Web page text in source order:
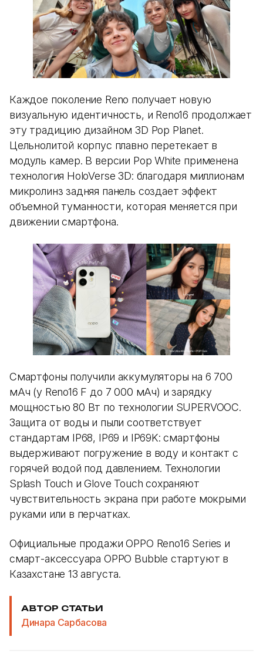
Каждое поколение Reno получает новую
визуальную идентичность, и Reno16 продолжает
эту традицию дизайном 3D Pop Planet.
Цельнолитой корпус плавно перетекает в
модуль камер. В версии Pop White применена
технология HoloVerse 3D: благодаря миллионам
микролинз задняя панель создает эффект
объемной туманности, которая меняется при
движении смартфона.
Смартфоны получили аккумуляторы на 6 700
мАч (у Reno16 F до 7 000 мАч) и зарядку
мощностью 80 Вт по технологии SUPERVOOC.
Защита от воды и пыли соответствует
стандартам IP68, IP69 и IP69K: смартфоны
выдерживают погружение в воду и контакт с
горячей водой под давлением. Технологии
Splash Touch и Glove Touch сохраняют
чувствительность экрана при работе мокрыми
руками или в перчатках.
Официальные продажи OPPO Reno16 Series и
смарт-аксессуара OPPO Bubble стартуют в
Казахстане 13 августа.
АВТОР СТАТЬИ
Динара Сарбасова